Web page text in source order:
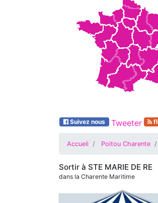
Suivez nous Tweeter
Accueil Poitou Charente
Sortir à STE MARIE DE RE
dans la Charente Maritime